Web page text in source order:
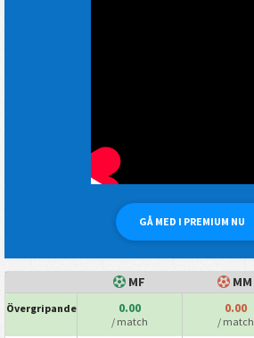
GÅ MED I PREMIUM NU
MF MM
Övergripande 0.00
/ match
0.00
/ match